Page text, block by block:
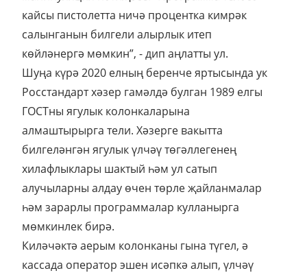
кайсы пистолетта ничә процентка кимрәк
салынганын билгели алырлык итеп
көйләнергә мөмкин”, - дип аңлатты ул.
Шуңа күрә 2020 елның беренче яртысында ук
Росстандарт хәзер гамәлдә булган 1989 елгы
ГОСТны ягулык колонкаларына
алмаштырырга тели. Хәзерге вакытта
билгеләнгән ягулык үлчәү төгәллегенең
хилафлыклары шактый һәм ул сатып
алучыларны алдау өчен төрле җайланмалар
һәм зарарлы программалар кулланырга
мөмкинлек бирә.
Киләчәктә аерым колонканы гына түгел, ә
кассада оператор эшен исәпкә алып, үлчәү